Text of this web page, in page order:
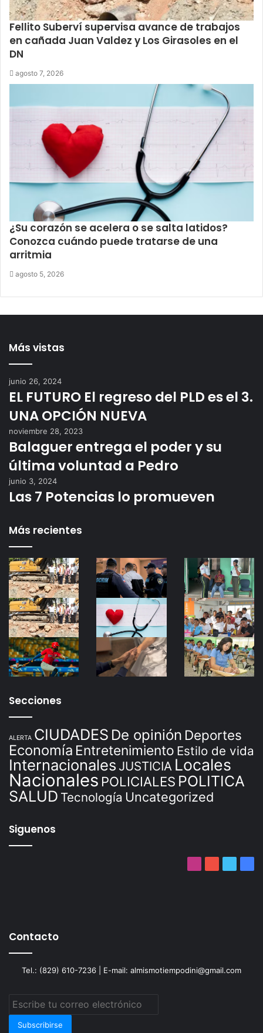
Fellito Suberví supervisa avance de trabajos
en cañada Juan Valdez y Los Girasoles en el
DN
agosto 7, 2026
¿Su corazón se acelera o se salta latidos?
Conozca cuándo puede tratarse de una
arritmia
agosto 5, 2026
Más vistas
junio 26, 2024
EL FUTURO El regreso del PLD es el 3.
UNA OPCIÓN NUEVA
noviembre 28, 2023
Balaguer entrega el poder y su
última voluntad a Pedro
junio 3, 2024
Las 7 Potencias lo promueven
Más recientes
Secciones
ALERTA CIUDADES De opinión Deportes
Economía Entretenimiento Estilo de vida
Internacionales JUSTICIA Locales
Nacionales POLICIALES POLITICA
SALUD Tecnología Uncategorized
Siguenos
Contacto
Tel.: (829) 610-7236 | E-mail: almismotiempodini@gmail.com
Escribe
correo